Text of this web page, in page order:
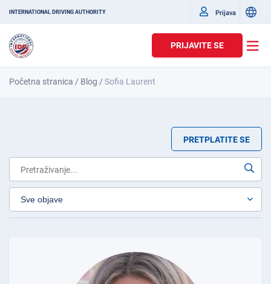
INTERNATIONAL DRIVING AUTHORITY Prijava
PRIJAVITE SE
Početna stranica / Blog /Sofia Laurent
PRETPLATITE SE